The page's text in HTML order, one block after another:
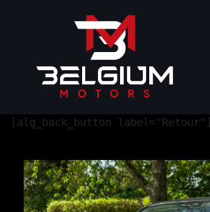
[alg_back_button label="Retour"]